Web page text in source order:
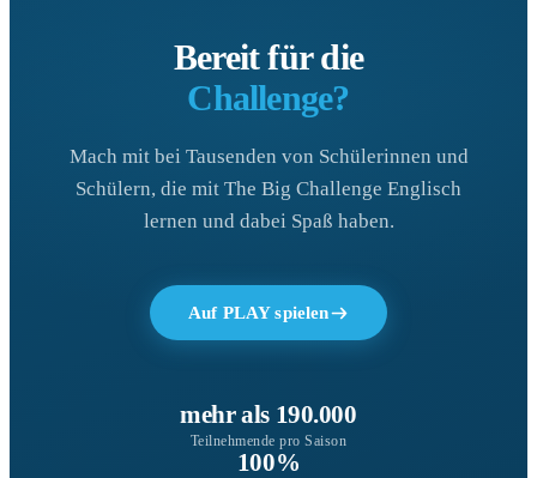
Bereit für die
Challenge?
Mach mit bei Tausenden von Schülerinnen und
Schülern, die mit The Big Challenge Englisch
lernen und dabei Spaß haben.
Auf PLAY spielen
mehr als 190.000
Teilnehmende pro Saison
100%